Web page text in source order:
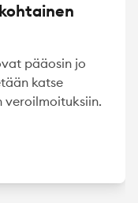
pääosin jo
katse
veroilmoituksiin.